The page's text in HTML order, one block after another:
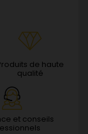
de haute
qualité
et conseils